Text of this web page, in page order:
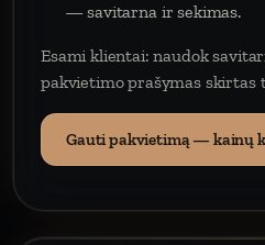
— savitarna ir sekimas.
Esami klientai: naudok
pakvietimo prašymas skirtas
Gauti pakvietimą — kainų